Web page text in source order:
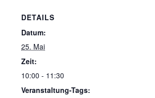
DETAILS
Datum:
25. Mai
Zeit:
10:00 - 11:30
Veranstaltung-Tags: